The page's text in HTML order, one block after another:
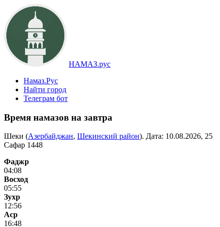
НАМАЗ.рус
Намаз.Рус
Найти город
Телеграм бот
Время намазов на завтра
Шеки (Азербайджан, Шекинский район). Дата: 10.08.2026, 25
Сафар 1448
Фаджр
04:08
Восход
05:55
Зухр
12:56
Аср
16:48